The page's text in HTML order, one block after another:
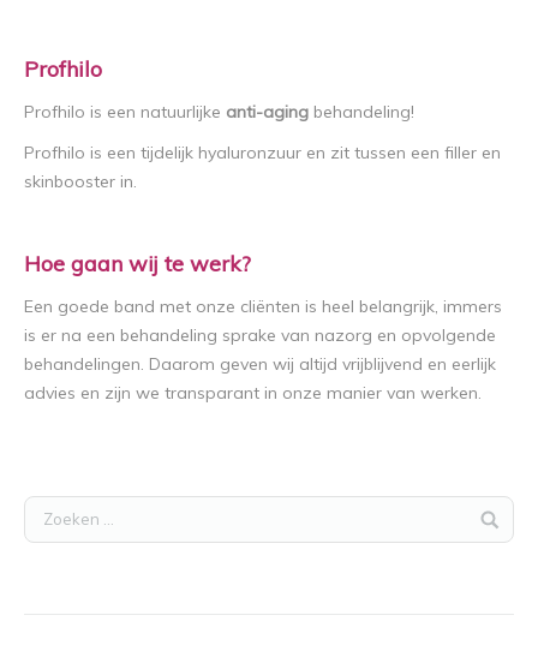
Profhilo
Profhilo is een natuurlijke anti-aging behandeling!
Profhilo is een tijdelijk hyaluronzuur en zit tussen een filler en
skinbooster in.
Hoe gaan wij te werk?
Een goede band met onze cliënten is heel belangrijk, immers
is er na een behandeling sprake van nazorg en opvolgende
behandelingen. Daarom geven wij altijd vrijblijvend en eerlijk
advies en zijn we transparant in onze manier van werken.